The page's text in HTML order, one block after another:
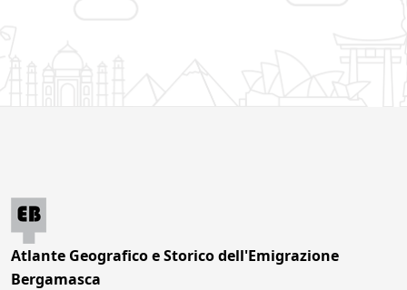
Atlante Geografico e Storico dell'Emigrazione
Bergamasca